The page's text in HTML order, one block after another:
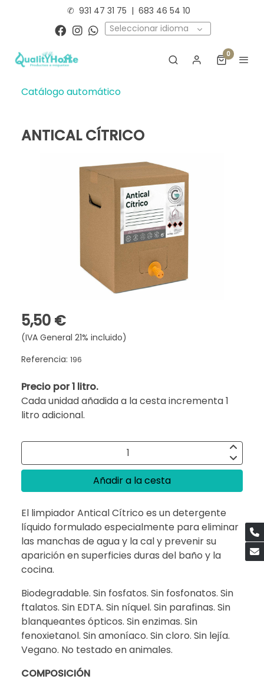
✆ 931 47 31 75 | 683 46 54 10
Seleccionar idioma
0
Catálogo automático
ANTICAL CÍTRICO
5,50 €
(IVA General 21% incluido)
Referencia: 196
Precio por 1 litro.
Cada unidad añadida a la cesta incrementa 1
litro adicional.
Añadir a la cesta
El limpiador Antical Cítrico es un detergente
líquido formulado especialmente para eliminar
las manchas de agua y la cal y prevenir su
aparición en superficies duras del baño y la
cocina.
Biodegradable. Sin fosfatos. Sin fosfonatos. Sin
ftalatos. Sin EDTA. Sin níquel. Sin parafinas. Sin
blanqueantes ópticos. Sin enzimas. Sin
fenoxietanol. Sin amoníaco. Sin cloro. Sin lejía.
Vegano. No testado en animales.
COMPOSICIÓN